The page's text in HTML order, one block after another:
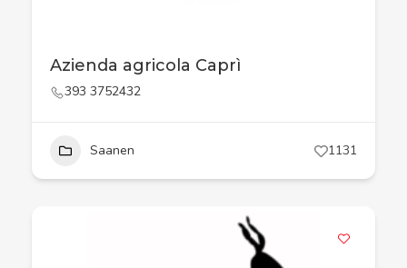
Azienda agricola Caprì
393 3752432
Saanen 1131